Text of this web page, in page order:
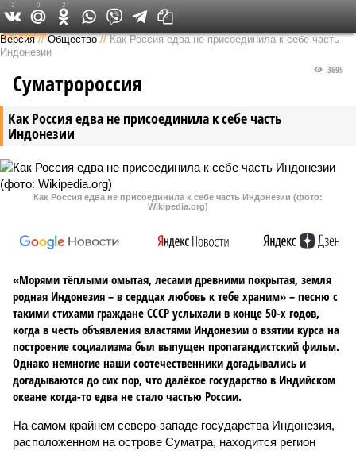
Федеральный выпуск
Версия //Общество //Как Россия едва не присоединила к себе часть
Индонезии
Как Россия едва не присоединила к себе часть
Индонезии
3695
Суматророссия
Как Россия едва не присоединила к себе часть Индонезии (фото:
Wikipedia.org)
«Морями тёплыми омытая, лесами древними покрытая, земля
родная Индонезия – в сердцах любовь к тебе храним» – песню с
такими стихами граждане СССР услыхали в конце 50-х годов,
когда в честь объявления властями Индонезии о взятии курса на
построение социализма был выпущен пропагандистский фильм.
Однако немногие наши соотечественники догадывались и
догадываются до сих пор, что далёкое государство в Индийском
океане когда-то едва не стало частью России.
На самом крайнем северо-западе государства Индонезия,
расположенном на острове Суматра, находится регион
3 0 2